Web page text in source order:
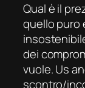
Qual è il
quello puro
dei
vuole.Us
scontro/